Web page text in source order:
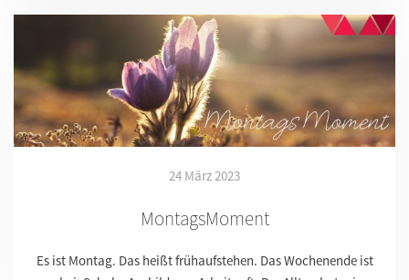
24 März 2023
MontagsMoment
Es ist Montag. Das heißt frühaufstehen. Das Wochenende ist